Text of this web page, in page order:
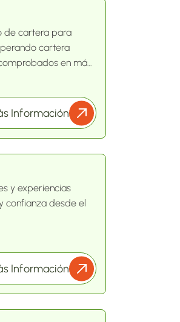
de cartera para
cartera
en más
Información
y experiencias
confianza desde el
Información